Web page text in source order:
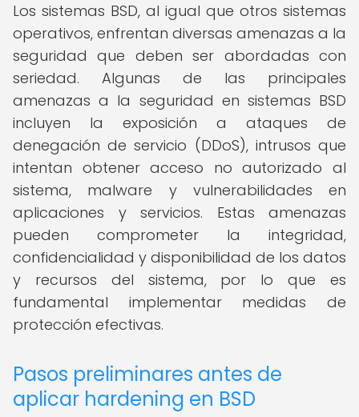
Los sistemas BSD, al igual que otros sistemas
operativos, enfrentan diversas amenazas a la
seguridad que deben ser abordadas con
seriedad. Algunas de las principales
amenazas a la seguridad en sistemas BSD
incluyen la exposición a ataques de
denegación de servicio (DDoS), intrusos que
intentan obtener acceso no autorizado al
sistema, malware y vulnerabilidades en
aplicaciones y servicios. Estas amenazas
pueden comprometer la integridad,
confidencialidad y disponibilidad de los datos
y recursos del sistema, por lo que es
fundamental implementar medidas de
protección efectivas.
Pasos preliminares antes de
aplicar hardening en BSD